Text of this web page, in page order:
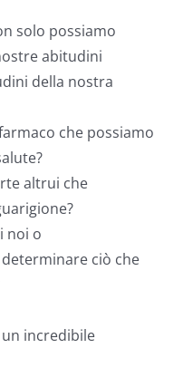
solo possiamo
abitudini
della nostra
che possiamo
altrui che
noi o
ciò che
un incredibile